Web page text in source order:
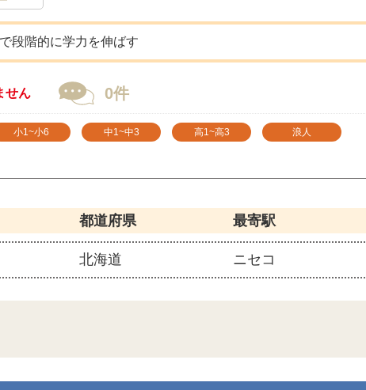
段階的に学力を伸ばす
せん 0件
小1~小6 中1~中3 高1~高3 浪人
都道府県 最寄駅
北海道 ニセコ